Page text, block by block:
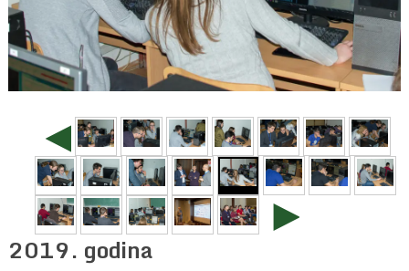
◄
►
2019. godina